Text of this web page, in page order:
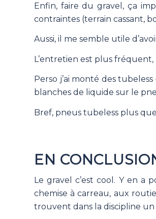
Enfin, faire du gravel, ça
contraintes (terrain cassant,
Aussi, il me semble utile
L’entretien est plus
Perso j’ai monté des
blanches de liquide sur le
Bref, pneus tubeless plus
EN
Le gravel c’est cool. Y en
chemise à carreau, aux
trouvent dans la discipline